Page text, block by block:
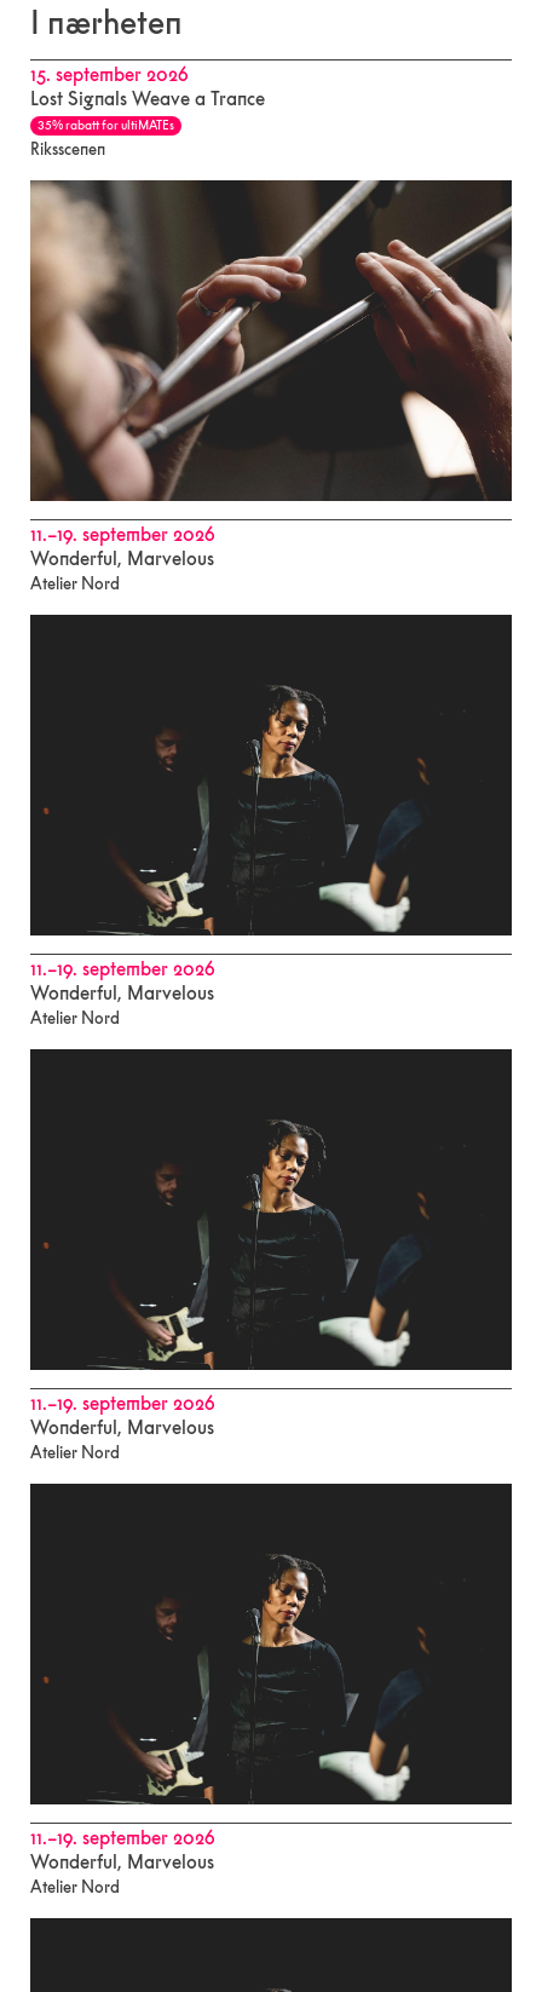
I nærheten
15. september 2026
Lost Signals Weave a Trance
35% rabatt for ultiMATEs
Riksscenen
11.–19. september 2026
Wonderful, Marvelous
Atelier Nord
11.–19. september 2026
Wonderful, Marvelous
Atelier Nord
11.–19. september 2026
Wonderful, Marvelous
Atelier Nord
11.–19. september 2026
Wonderful, Marvelous
Atelier Nord